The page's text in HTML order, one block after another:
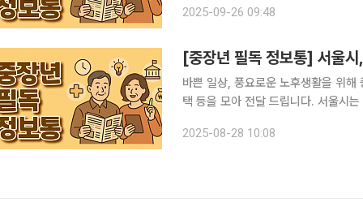
불꽃이 밤하늘을 수놓고, 잠수교는 차
2025-09-26 09:48
[중장년 필독 정보통] 서울
바쁜 일상, 풍요로운 노후생활을 위
택 등을 모아 전달 드립니다. 서울시는 9월 한 달간 도심 곳곳에서 패션, 예술, 건축, 첨단기술, 불꽃
즐길 수 있는 문화의 향연을 시민들과
2025-08-28 10:08